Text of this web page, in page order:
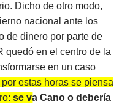
Dicho de otro modo,
nacional ante los
de dinero por parte de
quedó en el centro de la
en un caso
por estas horas se piensa
se va Cano o debería